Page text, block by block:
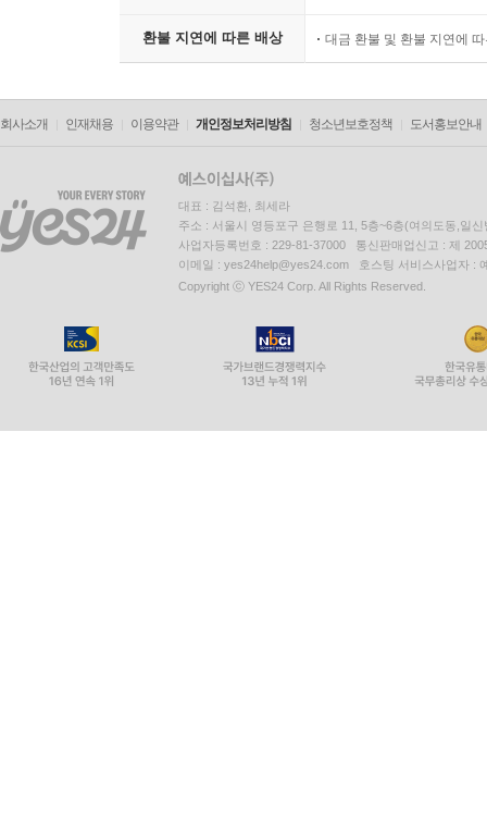
환불 지연에 따른 배상 대금 환불 및 환불 지연에
회사소개 인재채용 이용약관 개인정보처리방침 청소년보호정책 도서홍보안내
대표 : 김석환, 최세라
주소 : 서울시 영등포구 은행로 11, 5층~6층(여의도동,일신
사업자등록번호 : 229-81-37000 통신판매업신고 : 제
이메일 : yes24help@yes24.com 호스팅 서비스사업자 :
Copyright ⓒ YES24 Corp. All Rights Reserved.